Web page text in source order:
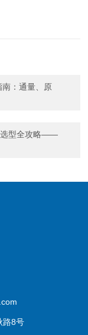
：通量、原
选型全攻略——
路8号